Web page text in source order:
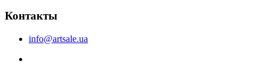
Контакты
info@artsale.ua